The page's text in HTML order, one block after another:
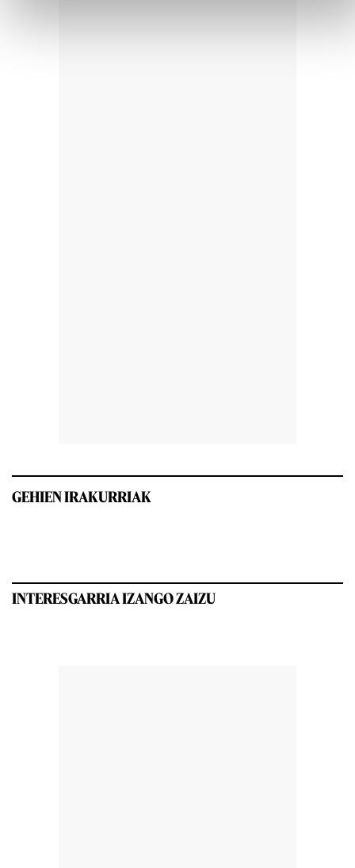
GEHIEN IRAKURRIAK
INTERESGARRIA IZANGO ZAIZU